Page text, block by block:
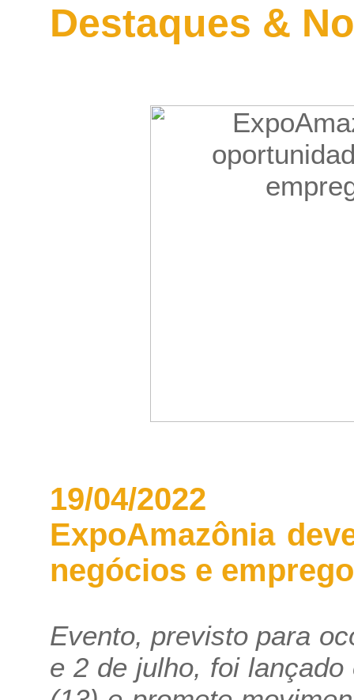
Destaques &
19/04/2022
ExpoAmazônia
negócios e
Evento, previsto para
e 2 de julho, foi